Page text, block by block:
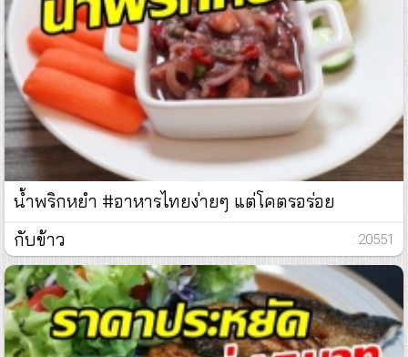
น้ำพริกหยำ #อาหารไทยง่ายๆ แต่โคตรอร่อย
กับข้าว
: 20551